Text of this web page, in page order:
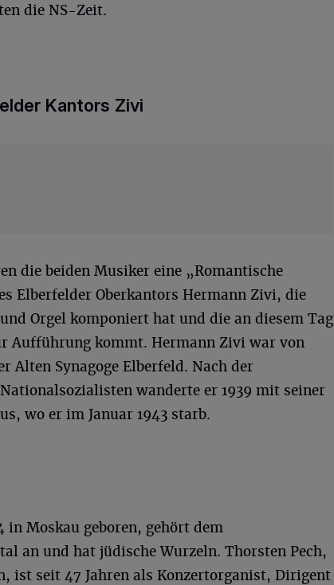
die NS-Zeit.
Kantors Zivi
die beiden Musiker eine „Romantische
Elberfelder Oberkantors Hermann Zivi, die
Orgel komponiert hat und die an diesem Tag
Aufführung kommt. Hermann Zivi war von
Alten Synagoge Elberfeld. Nach der
wanderte er 1939 mit seiner
wo er im Januar 1943 starb.
in Moskau geboren, gehört dem
an und hat jüdische Wurzeln. Thorsten Pech,
ist seit 47 Jahren als Konzertorganist, Dirigent